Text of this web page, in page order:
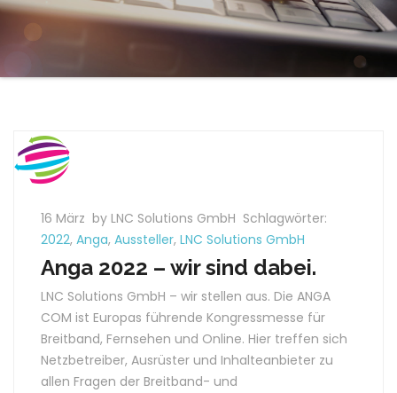
16 März by LNC Solutions GmbH Schlagwörter:
2022, Anga, Aussteller, LNC Solutions GmbH
Anga 2022 – wir sind dabei.
LNC Solutions GmbH – wir stellen aus. Die ANGA
COM ist Europas führende Kongressmesse für
Breitband, Fernsehen und Online. Hier treffen sich
Netzbetreiber, Ausrüster und Inhalteanbieter zu
allen Fragen der Breitband- und